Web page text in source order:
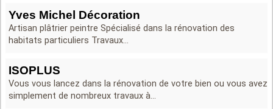
Yves Michel Décoration
Artisan plâtrier peintre Spécialisé dans la rénovation des
habitats particuliers Travaux...
ISOPLUS
Vous vous lancez dans la rénovation de votre bien ou vous avez
simplement de nombreux travaux à...